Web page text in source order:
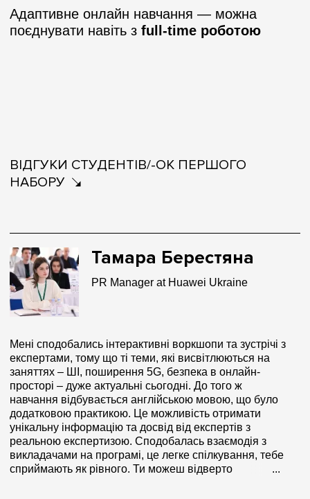
Адаптивне онлайн навчання — можна
поєднувати навіть з full-time роботою
ВІДГУКИ СТУДЕНТІВ/-ОК ПЕРШОГО
НАБОРУ
Тамара Берестяна
PR Manager at Huawei Ukraine
Мені сподобались інтерактивні воркшопи та зустрічі з
експертами, тому що ті теми, які висвітлюються на
заняттях – ШІ, поширення 5G, безпека в онлайн-
просторі – дуже актуальні сьогодні. До того ж
навчання відбувається англійською мовою, що було
додатковою практикою. Це можливість отримати
унікальну інформацію та досвід від експертів з
реальною експертизою. Сподобалась взаємодія з
викладачами на програмі, це легке спілкування, тебе
сприймають як рівного. Ти можеш відверто
...